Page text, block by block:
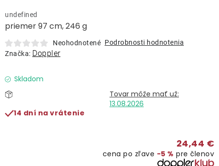
priemer 97 cm, 246 g
undefined
Neohodnotené Podrobnosti hodnotenia
Značka: Doppler
Skladom
13.08.2026
14 dní na vrátenie
24,44 €
cena po zľave −5 % pre členov